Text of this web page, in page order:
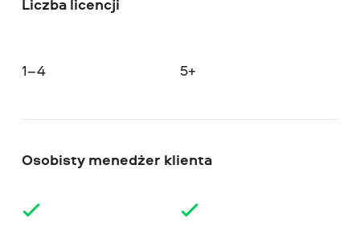
Liczba licencji
1–4 5+
Osobisty menedżer klienta